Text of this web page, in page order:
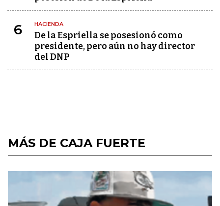
6 HACIENDA
De la Espriella se posesionó como
presidente, pero aún no hay director
del DNP
MÁS DE CAJA FUERTE